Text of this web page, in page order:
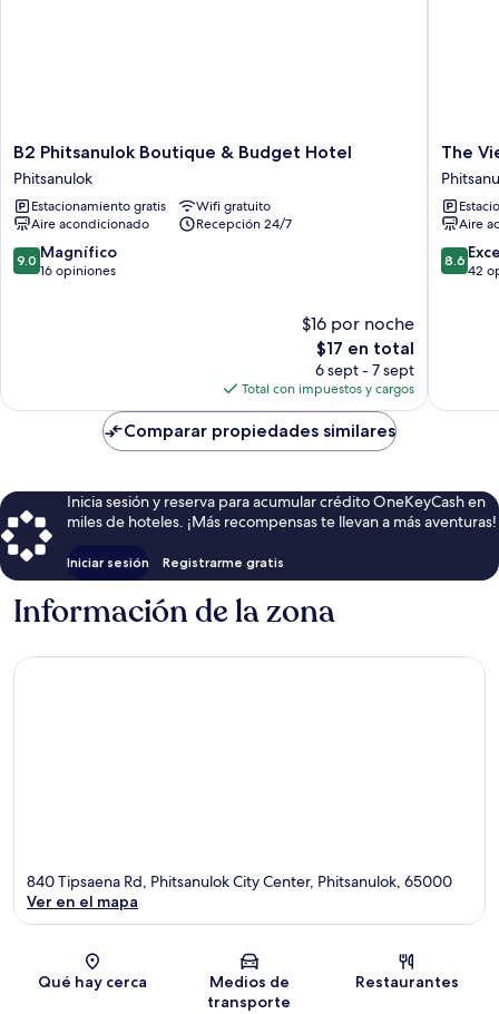
B2
Phitsanulok
Boutique
&
Budget
Hotel
Phitsanulok
B2 Phitsanulok Boutique & Budget Hotel
Phitsanulok
Estacionamiento gratis
Wifi gratuito
Aire acondicionado
Recepción 24/7
9.0
de
9.0 Magnífico
16 opiniones
$16 por noche
El
precio
actual
es
de
$17
$17 en total
6 sept - 7 sept
Total con impuestos y cargos
The
Hotel
The
Aire
8.6
de
8.6
42
Comparar propiedades similares
Inicia sesión y reserva para acumular crédito OneKeyCash en
miles de hoteles. ¡Más recompensas te llevan a más aventuras!
Iniciar sesión Registrarme gratis
Información de la zona
Sección del mapa
840 Tipsaena Rd, Phitsanulok City Center, Phitsanulok, 65000
Ver en el mapa
Qué hay cerca
Medios de
transporte
Restaurantes